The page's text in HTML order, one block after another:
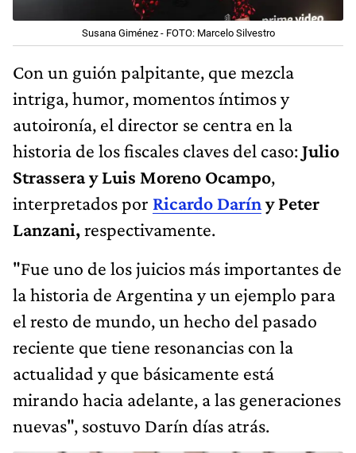
Susana Giménez - FOTO: Marcelo Silvestro
Con un guión palpitante, que mezcla
intriga, humor, momentos íntimos y
autoironía, el director se centra en la
historia de los fiscales claves del caso:Julio
Strassera y Luis Moreno Ocampo,
interpretados por Ricardo Daríny Peter
Lanzani,respectivamente.
"Fue uno de los juicios más importantes de
la historia de Argentina y un ejemplo para
el resto de mundo, un hecho del pasado
reciente que tiene resonancias con la
actualidad y que básicamente está
mirando hacia adelante, a las generaciones
nuevas", sostuvo Darín días atrás.